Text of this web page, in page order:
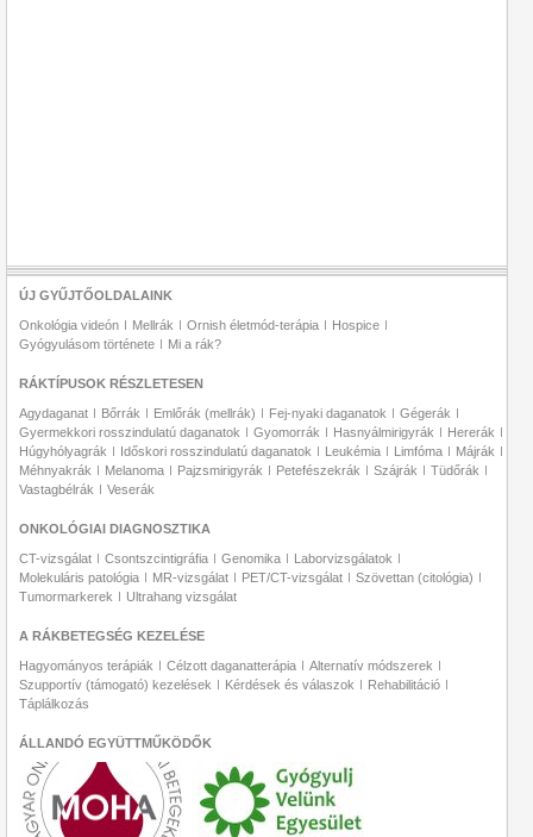
ÚJ GYŰJTŐOLDALAINK
Onkológia videón Mellrák Ornish életmód-terápia
Hospice
Gyógyulásom története
Mi a rák?
RÁKTÍPUSOK RÉSZLETESEN
Agydaganat Bőrrák Emlőrák (mellrák) Fej-nyaki daganatok
Gégerák
Gyermekkori rosszindulatú daganatok
Gyomorrák Hasnyálmirigyrák
Hererák
Húgyhólyagrák
Időskori rosszindulatú daganatok Leukémia Limfóma
Májrák
Méhnyakrák
Melanoma Pajzsmirigyrák Petefészekrák Szájrák
Tüdőrák
Vastagbélrák
Veserák
ONKOLÓGIAI DIAGNOSZTIKA
CT-vizsgálat Csontszcintigráfia Genomika
Laborvizsgálatok
Molekuláris patológia
MR-vizsgálat PET/CT-vizsgálat
Szövettan (citológia)
Tumormarkerek
Ultrahang vizsgálat
A RÁKBETEGSÉG KEZELÉSE
Hagyományos terápiák Célzott daganatterápia
Alternatív módszerek
Szupportív (támogató) kezelések
Kérdések és válaszok
Rehabilitáció
Táplálkozás
ÁLLANDÓ EGYÜTTMŰKÖDŐK